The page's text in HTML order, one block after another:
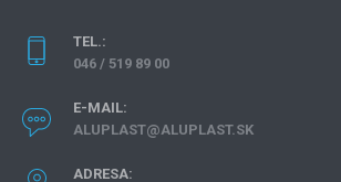
TEL.:
046 / 519 89 00
E-MAIL:
ALUPLAST@ALUPLAST.SK
ADRESA: